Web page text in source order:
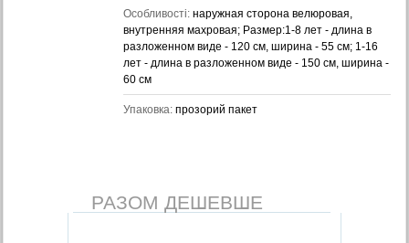
Особливості: наружная сторона велюровая,
внутренняя махровая; Размер:1-8 лет - длина в
разложенном виде - 120 см, ширина - 55 см; 1-16
лет - длина в разложенном виде - 150 см, ширина -
60 см
Упаковка: прозорий пакет
РАЗОМ ДЕШЕВШЕ